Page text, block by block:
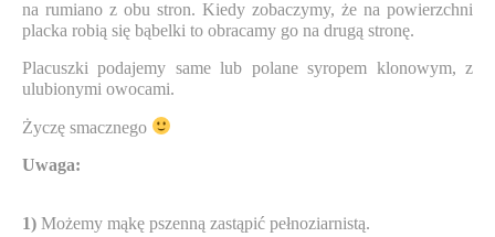
na rumiano z obu stron. Kiedy zobaczymy, że na powierzchni
placka robią się bąbelki to obracamy go na drugą stronę.
Placuszki podajemy same lub polane syropem klonowym, z
ulubionymi owocami.
Życzę smacznego
Uwaga:
1) Możemy mąkę pszenną zastąpić pełnoziarnistą.